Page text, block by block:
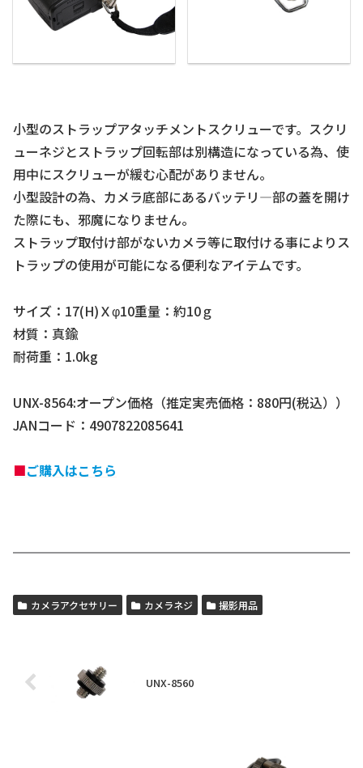
小型のストラップアタッチメントスクリューです。スクリ
ューネジとストラップ回転部は別構造になっている為、使
用中にスクリューが緩む心配がありません。
小型設計の為、カメラ底部にあるバッテリ―部の蓋を開け
た際にも、邪魔になりません。
ストラップ取付け部がないカメラ等に取付ける事によりス
トラップの使用が可能になる便利なアイテムです。
サイズ：17(H)Ｘφ10重量：約10ｇ
材質：真鍮
耐荷重：1.0kg
UNX-8564:オープン価格（推定実売価格：880円(税込））
JANコード：4907822085641
■ご購入はこちら
カメラアクセサリー カメラネジ 撮影用品
UNX-8560